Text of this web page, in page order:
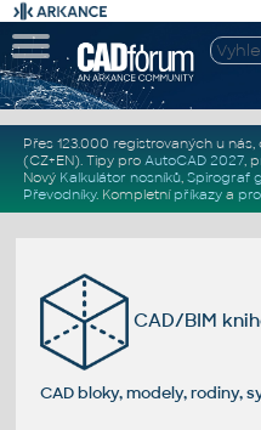
Přes 123.000 registrovaných u nás,
(CZ+EN). Tipy pro AutoCAD 2027,
Nový Kalkulátor nosníků, Spirograf
Převodníky. Kompletní příkazya
CAD/BIM
CAD bloky, modely, rodiny,